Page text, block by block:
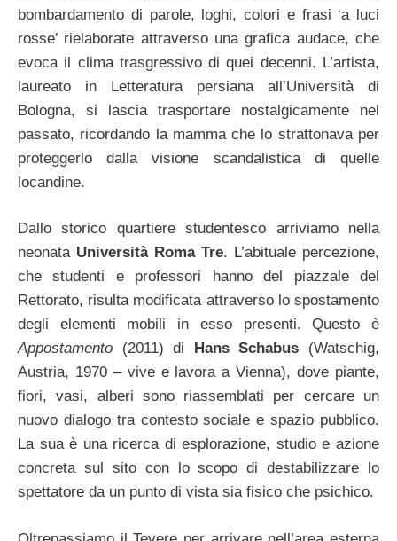
bombardamento di parole, loghi, colori e frasi ‘a luci
rosse’ rielaborate attraverso una grafica audace, che
evoca il clima trasgressivo di quei decenni. L’artista,
laureato in Letteratura persiana all’Università di
Bologna, si lascia trasportare nostalgicamente nel
passato, ricordando la mamma che lo strattonava per
proteggerlo dalla visione scandalistica di quelle
locandine.
Dallo storico quartiere studentesco arriviamo nella
neonata Università Roma Tre. L’abituale percezione,
che studenti e professori hanno del piazzale del
Rettorato, risulta modificata attraverso lo spostamento
degli elementi mobili in esso presenti. Questo è
Appostamento (2011) di Hans Schabus (Watschig,
Austria, 1970 – vive e lavora a Vienna), dove piante,
fiori, vasi, alberi sono riassemblati per cercare un
nuovo dialogo tra contesto sociale e spazio pubblico.
La sua è una ricerca di esplorazione, studio e azione
concreta sul sito con lo scopo di destabilizzare lo
spettatore da un punto di vista sia fisico che psichico.